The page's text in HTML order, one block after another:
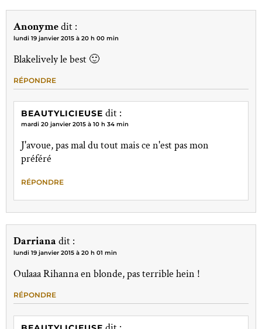
Anonymedit :
lundi 19 janvier 2015 à 20 h 00 min
Blakelively le best 🙂
RÉPONDRE
BEAUTYLICIEUSE dit :
mardi 20 janvier 2015 à 10 h 34 min
J'avoue, pas mal du tout mais ce n'est pas mon
préféré
RÉPONDRE
Darriana dit :
lundi 19 janvier 2015 à 20 h 01 min
Oulaaa Rihanna en blonde, pas terrible hein !
RÉPONDRE